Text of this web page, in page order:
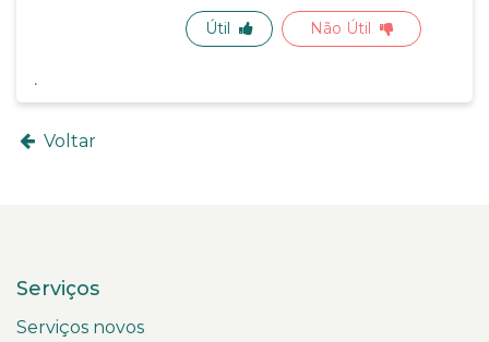
Útil Não Útil
Voltar
Serviços
Serviços novos